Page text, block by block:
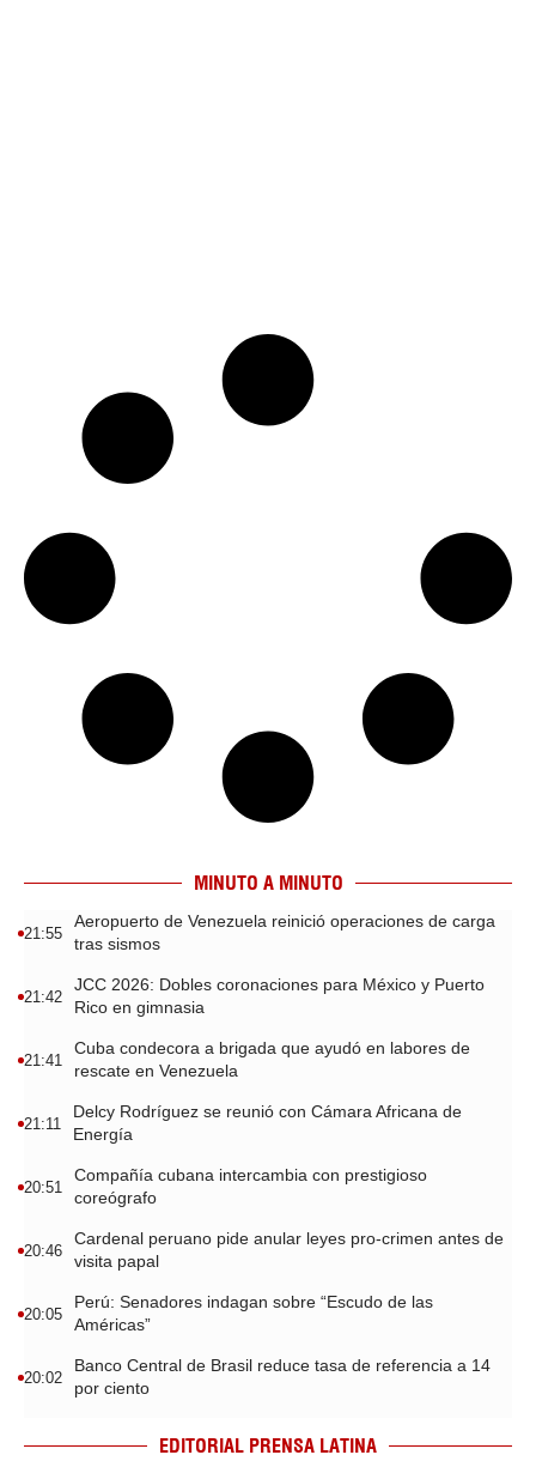
MINUTO A MINUTO
21:55
Aeropuerto de Venezuela reinició operaciones de carga
tras sismos
21:42
JCC 2026: Dobles coronaciones para México y Puerto
Rico en gimnasia
21:41
Cuba condecora a brigada que ayudó en labores de
rescate en Venezuela
21:11
Delcy Rodríguez se reunió con Cámara Africana de
Energía
20:51
Compañía cubana intercambia con prestigioso
coreógrafo
20:46
Cardenal peruano pide anular leyes pro-crimen antes de
visita papal
20:05
Perú: Senadores indagan sobre “Escudo de las
Américas”
20:02
Banco Central de Brasil reduce tasa de referencia a 14
por ciento
EDITORIAL PRENSA LATINA